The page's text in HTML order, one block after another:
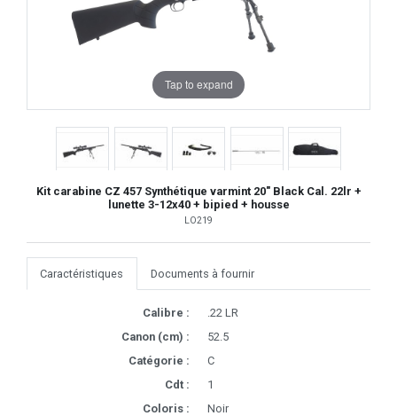
Tap to expand
Kit carabine CZ 457 Synthétique varmint 20" Black Cal. 22lr +
lunette 3-12x40 + bipied + housse
LO219
Caractéristiques Documents à fournir
Calibre :
.22 LR
Canon (cm) :
52.5
Catégorie :
C
Cdt :
1
Coloris :
Noir